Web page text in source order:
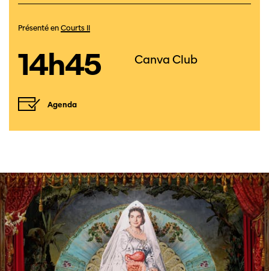
Présenté en Courts II
14h45 Canva Club
Agenda